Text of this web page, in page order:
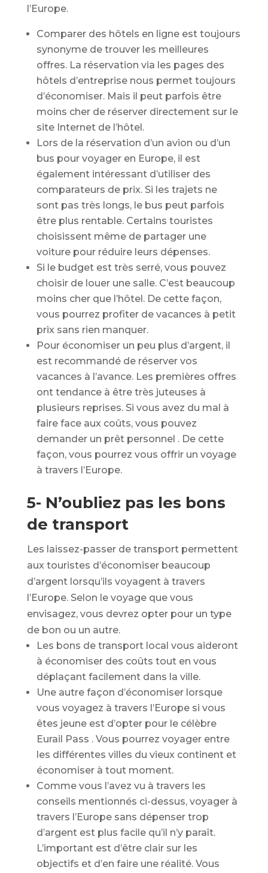
l’Europe.
Comparer des hôtels en ligne est toujours
synonyme de trouver les meilleures
offres. La réservation via les pages des
hôtels d’entreprise nous permet toujours
d’économiser. Mais il peut parfois être
moins cher de réserver directement sur le
site Internet de l’hôtel.
Lors de la réservation d’un avion ou d’un
bus pour voyager en Europe, il est
également intéressant d’utiliser des
comparateurs de prix. Si les trajets ne
sont pas très longs, le bus peut parfois
être plus rentable. Certains touristes
choisissent même de partager une
voiture pour réduire leurs dépenses.
Si le budget est très serré, vous pouvez
choisir de louer une salle. C’est beaucoup
moins cher que l’hôtel. De cette façon,
vous pourrez profiter de vacances à petit
prix sans rien manquer.
Pour économiser un peu plus d’argent, il
est recommandé de réserver vos
vacances à l’avance. Les premières offres
ont tendance à être très juteuses à
plusieurs reprises. Si vous avez du mal à
faire face aux coûts, vous pouvez
demander un prêt personnel . De cette
façon, vous pourrez vous offrir un voyage
à travers l’Europe.
5- N’oubliez pas les bons
de transport
Les laissez-passer de transport permettent
aux touristes d’économiser beaucoup
d’argent lorsqu’ils voyagent à travers
l’Europe. Selon le voyage que vous
envisagez, vous devrez opter pour un type
de bon ou un autre.
Les bons de transport local vous aideront
à économiser des coûts tout en vous
déplaçant facilement dans la ville.
Une autre façon d’économiser lorsque
vous voyagez à travers l’Europe si vous
êtes jeune est d’opter pour le célèbre
Eurail Pass . Vous pourrez voyager entre
les différentes villes du vieux continent et
économiser à tout moment.
Comme vous l’avez vu à travers les
conseils mentionnés ci-dessus, voyager à
travers l’Europe sans dépenser trop
d’argent est plus facile qu’il n’y paraît.
L’important est d’être clair sur les
objectifs et d’en faire une réalité. Vous